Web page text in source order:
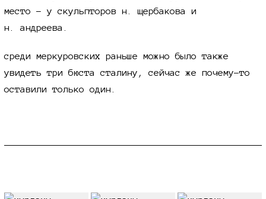
место - у скульпторов н. щербакова
и
н. андреева.
среди меркуровских раньше можно было также
увидеть три бюста сталину, сейчас же почему-то
оставили только один.